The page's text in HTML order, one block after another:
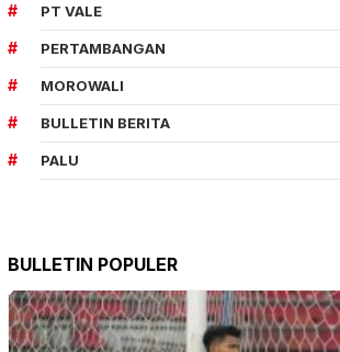
PT VALE
PERTAMBANGAN
MOROWALI
BULLETIN BERITA
PALU
BULLETIN POPULER